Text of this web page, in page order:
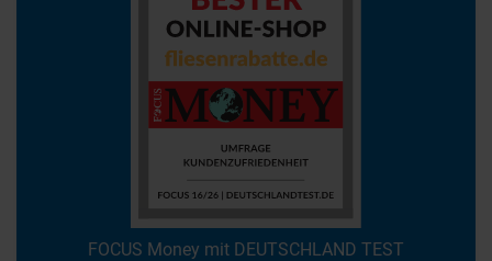
FOCUS Money mit DEUTSCHLAND TEST